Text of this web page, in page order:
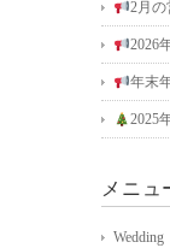
2月の
2026
年末
2025
メニュ